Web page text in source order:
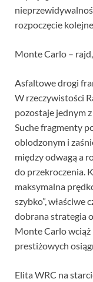
rozpoczęcie
Monte Carlo –
Asfaltowe drogi
W rzeczywistości
pozostaje jednym
Suche fragmenty
oblodzonym i
między odwagą a
do przekroczenia.
maksymalna
szybko”,
dobrana strategia
Monte Carlo wciąż
prestiżowych
Elita WRC na